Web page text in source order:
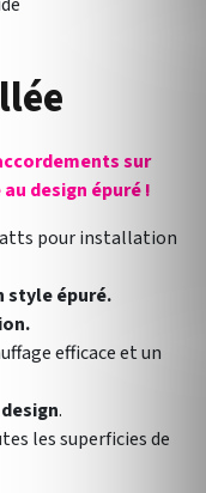
sur
design épuré !
pour installation
style épuré.
efficace et un
.
les superficies de